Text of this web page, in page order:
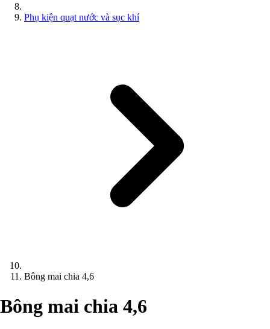
Phụ kiện quạt nước và sục khí
Bông mai chia 4,6
Bông mai chia 4,6